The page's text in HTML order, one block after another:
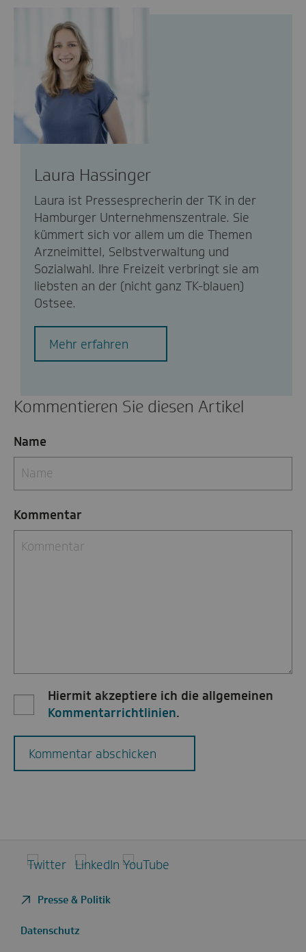
Laura Hassinger
Laura ist Pressesprecherin der TK in der
Hamburger Unternehmenszentrale. Sie
kümmert sich vor allem um die Themen
Arzneimittel, Selbstverwaltung und
Sozialwahl. Ihre Freizeit verbringt sie am
liebsten an der (nicht ganz TK-blauen)
Ostsee.
Mehr erfahren
Kommentieren Sie diesen Artikel
Name
Kommentar
Hiermit akzeptiere ich die allgemeinen
Kommentarrichtlinien.
Kommentar abschicken
Twitter LinkedIn
Presse & Politik
Datenschutz